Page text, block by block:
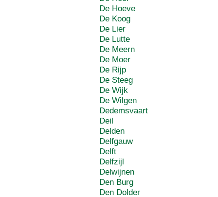
De Hoeve
De Koog
De Lier
De Lutte
De Meern
De Moer
De Rijp
De Steeg
De Wijk
De Wilgen
Dedemsvaart
Deil
Delden
Delfgauw
Delft
Delfzijl
Delwijnen
Den Burg
Den Dolder